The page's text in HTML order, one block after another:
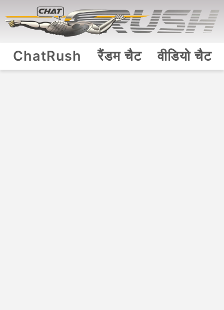
ChatRush रैंडम चैट वीडियो चैट